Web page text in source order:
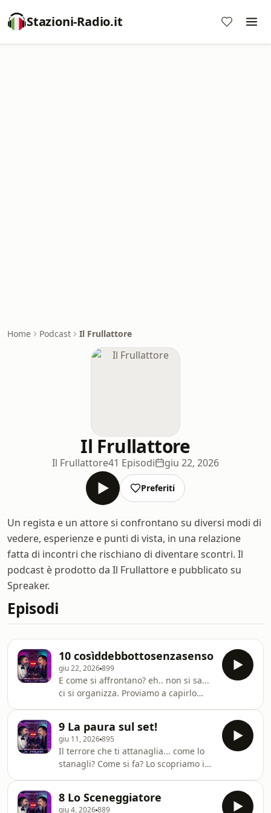
Stazioni-Radio.it
Home Podcast Il Frullattore
Il Frullattore
Il Frullattore41 Episodi giu 22, 2026
Preferiti
Un regista e un attore si confrontano su diversi modi di
vedere, esperienze e punti di vista, in una relazione
fatta di incontri che rischiano di diventare scontri. Il
podcast è prodotto da Il Frullattore e pubblicato su
Spreaker.
Episodi
10 cosìddebbottosenzasenso
giu 22, 2026899
E come si affrontano? eh.. non si sa...
ci si organizza. Proviamo a capirlo
podcast in cui un regista (Gianni
Aureli) e un attore (Giancarlo Porcari)
si confrontano e si scontrano sulle
dinamiche reali, le tecniche e i
retroscena del mondo dello
spettacolo. Questo episodio è
dedicato a Rosangela. Che ci ha
9 La paura sul set!
giu 11, 2026895
Il terrore che ti attanaglia... come lo
stanagli? Come si fa? Lo scopriamo in
regista (Gianni Aureli) e un attore
8 Lo Sceneggiatore
giu 4, 2026889